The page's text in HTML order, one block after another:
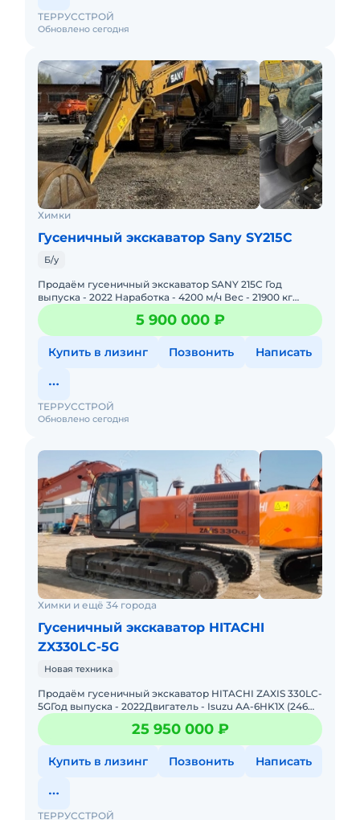
Обновлено сегодня
ТЕРРУССТРОЙ
Химки
Гусеничный экскаватор Sany SY215C
Б/у
Продаём гусеничный экскаватор SANY 215C Год
выпуска - 2022 Наработка - 4200 м/ч Вес - 21900 кг
Объём ковша - 1,2 м3 В хорошем техническом
состоянии.
5 900 000 ₽
Купить в лизинг Позвонить Написать
Обновлено сегодня
ТЕРРУССТРОЙ
Химки и ещё 34 города
Гусеничный экскаватор HITACHI
ZX330LC-5G
Новая техника
Продаём гусеничный экскаватор HITACHI ZAXIS 330LC-
5GГод выпуска - 2022Двигатель - Isuzu AA-6HK1X (246
л.с.)Длина ходовой тележки - 4,940
ммТранспортировочная дл25 950 000 ₽
Купить в лизинг Позвонить Написать
ТЕРРУССТРОЙ